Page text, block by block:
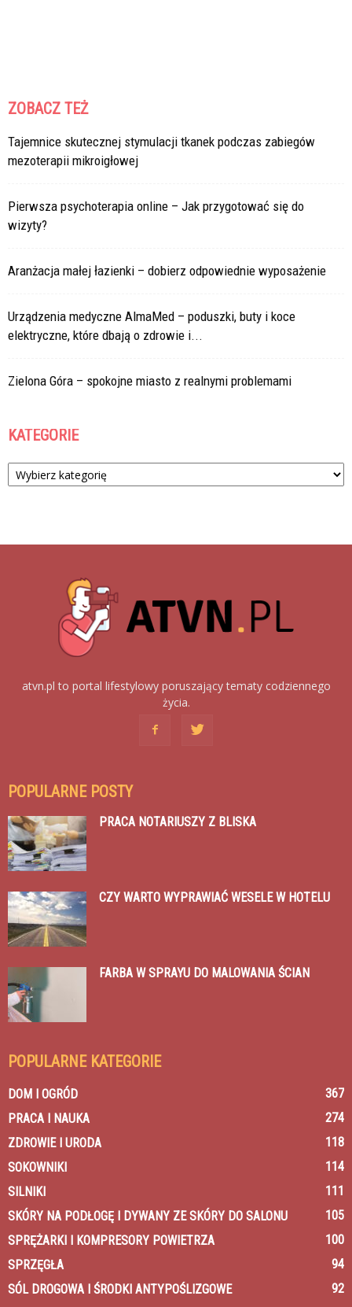
ZOBACZ TEŻ
Tajemnice skutecznej stymulacji tkanek podczas zabiegów
mezoterapii mikroigłowej
Pierwsza psychoterapia online – Jak przygotować się do
wizyty?
Aranżacja małej łazienki – dobierz odpowiednie wyposażenie
Urządzenia medyczne AlmaMed – poduszki, buty i koce
elektryczne, które dbają o zdrowie i...
Zielona Góra – spokojne miasto z realnymi problemami
KATEGORIE
Kategorie
atvn.pl to portal lifestylowy poruszający tematy codziennego
życia.
POPULARNE POSTY
PRACA NOTARIUSZY Z BLISKA
CZY WARTO WYPRAWIAĆ WESELE W HOTELU
FARBA W SPRAYU DO MALOWANIA ŚCIAN
POPULARNE KATEGORIE
DOM I OGRÓD
367
PRACA I NAUKA
274
ZDROWIE I URODA
118
SOKOWNIKI
114
SILNIKI
111
SKÓRY NA PODŁOGĘ I DYWANY ZE SKÓRY DO SALONU
105
SPRĘŻARKI I KOMPRESORY POWIETRZA
100
SPRZĘGŁA
94
SÓL DROGOWA I ŚRODKI ANTYPOŚLIZGOWE
92